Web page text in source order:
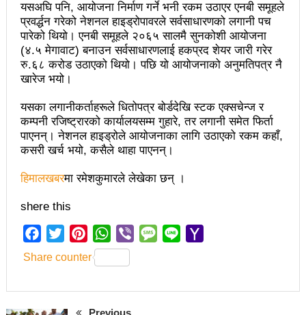
चितवनको माडीमा सम्पन्न मैयादेवि महिला क्रिकेट सिरिजको
उपाधि नवलपरासीलाई
चौथो सुनवल महोत्सव भोलिदेखि सुरु हुँदै
अध्यक्षसहित कर्मचारीको आन्दोलन
नेत्रहीन टी–२० विश्वकप क्रिकेटमा नेपालले
आगामी चुनावमा भाग लिने नेत्रविक्रम चन्दको संकेत
यसअघि पनि, आयोजना निर्माण गर्ने भनी रकम उठाएर एनबी समूहले
प्रवर्द्धन गरेको नेशनल हाइड्रोपावरले सर्वसाधारणको लगानी पच
पारेको थियो। एनबी समूहले २०६५ सालमै सुनकोशी आयोजना
(४.५ मेगावाट) बनाउन सर्वसाधारणलाई हकप्रद शेयर जारी गरेर
रु.६८ करोड उठाएको थियो। पछि यो आयोजनाको अनुमतिपत्र नै
खारेज भयो।
यसका लगानीकर्ताहरूले धितोपत्र बोर्डदेखि स्टक एक्सचेन्ज र
कम्पनी रजिष्ट्रारको कार्यालयसम्म गुहारे, तर लगानी समेत फिर्ता
पाएनन्। नेशनल हाइड्रोले आयोजनाका लागि उठाएको रकम कहाँ,
कसरी खर्च भयो, कसैले थाहा पाएनन्।
हिमालखबरमा रमेशकुमारले लेखेका छन् ।
shere this
Facebook
TwitterPinterestWhatsApp
Viber Message
Line
Share counter
Previous